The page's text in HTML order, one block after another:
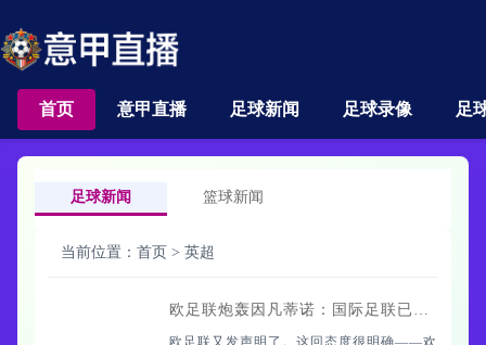
首页 意甲直播 足球新闻 足球录像 足
足球新闻 篮球新闻
当前位置： 首页 > 英超
欧足联炮轰因凡蒂诺：国际足联已失去信任，必须有人负责
欧足联又发声明了。这回态度很明确——欢